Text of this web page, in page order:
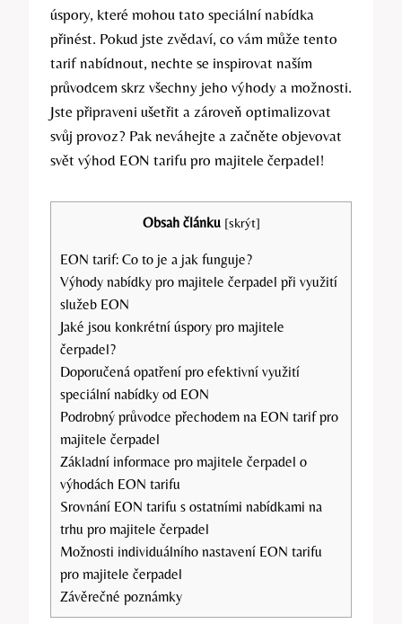
úspory, které mohou tato speciální nabídka
přinést. Pokud jste zvědaví, co vám může tento
tarif nabídnout, nechte se inspirovat naším
průvodcem skrz všechny jeho výhody a možnosti.
Jste připraveni ušetřit a zároveň optimalizovat
svůj provoz? Pak neváhejte a začněte objevovat
svět výhod EON tarifu pro majitele čerpadel!
Obsah článku [skrýt]
EON tarif: Co to je a jak funguje?
Výhody nabídky pro majitele čerpadel při využití
služeb EON
Jaké jsou konkrétní úspory pro majitele
čerpadel?
Doporučená opatření pro efektivní využití
speciální nabídky od EON
Podrobný průvodce přechodem na EON tarif pro
majitele čerpadel
Základní informace pro majitele čerpadel o
výhodách EON tarifu
Srovnání EON tarifu s ostatními nabídkami na
trhu pro majitele čerpadel
Možnosti individuálního nastavení EON tarifu
pro majitele čerpadel
Závěrečné poznámky